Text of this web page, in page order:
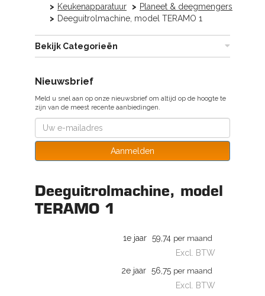
Keukenapparatuur
Planeet & deegmengers
Deeguitrolmachine, model TERAMO 1
Bekijk Categorieën
Nieuwsbrief
Meld u snel aan op onze nieuwsbrief om altijd op de hoogte te
zijn van de meest recente aanbiedingen.
Aanmelden
Deeguitrolmachine, model
TERAMO 1
1e jaar 59,74 per maand
Excl. BTW
2e jaar 56,75 per maand
Excl. BTW